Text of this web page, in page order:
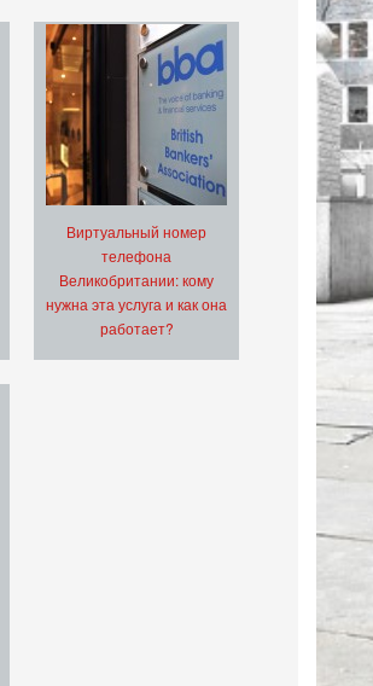
Виртуальный номер
телефона
Великобритании: кому
нужна эта услуга и как она
работает?